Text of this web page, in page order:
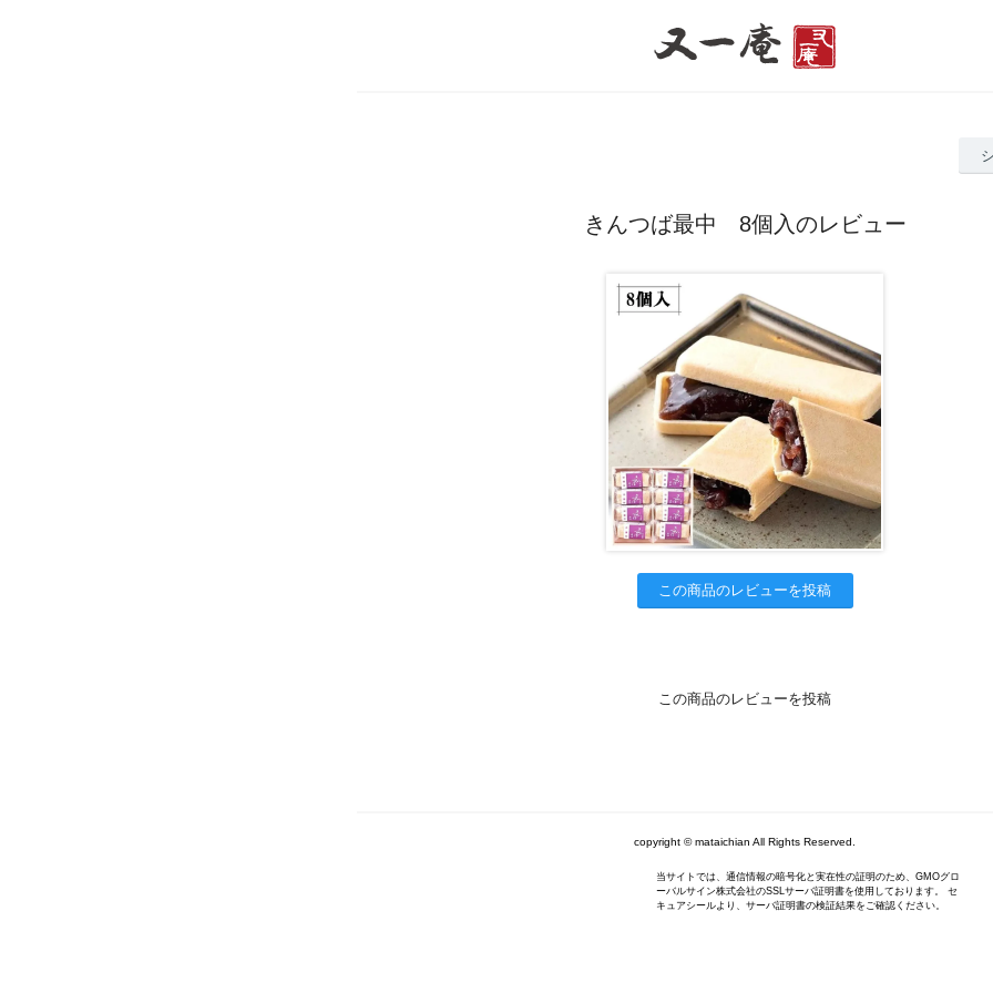
きんつば最中 8個入のレビュー
この商品のレビューを投稿
この商品のレビューを投稿
copyright © mataichian All Rights Reserved.
当サイトでは、通信情報の暗号化と実在性の証明のため、GMOグロ
ーバルサイン株式会社のSSLサーバ証明書を使用しております。 セ
キュアシールより、サーバ証明書の検証結果をご確認ください。